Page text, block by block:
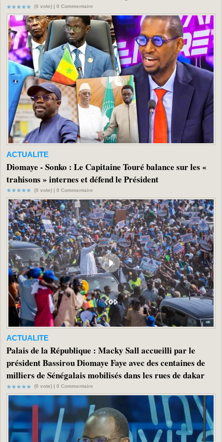
(0 vote) | 0 Commentaire
ACTUALITE
Diomaye - Sonko : Le Capitaine Touré balance sur les «
trahisons » internes et défend le Président
(0 vote) | 0 Commentaire
ACTUALITE
Palais de la République : Macky Sall accueilli par le
président Bassirou Diomaye Faye avec des centaines de
milliers de Sénégalais mobilisés dans les rues de dakar
(0 vote) | 0 Commentaire